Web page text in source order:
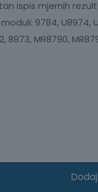
ispis mjernih
9784, U8974,
8973, MR8790,